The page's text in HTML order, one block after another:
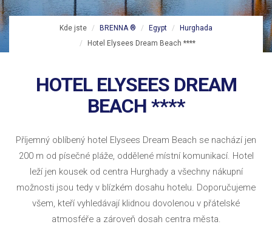
Kde jste BRENNA ® Egypt
Hurghada
Hotel Elysees Dream Beach ****
HOTEL ELYSEES DREAM
BEACH ****
Příjemný oblíbený hotel Elysees Dream Beach se nachází jen
200 m od písečné pláže, oddělené místní komunikací. Hotel
leží jen kousek od centra Hurghady a všechny nákupní
možnosti jsou tedy v blízkém dosahu hotelu. Doporučujeme
všem, kteří vyhledávají klidnou dovolenou v přátelské
atmosféře a zároveň dosah centra města.